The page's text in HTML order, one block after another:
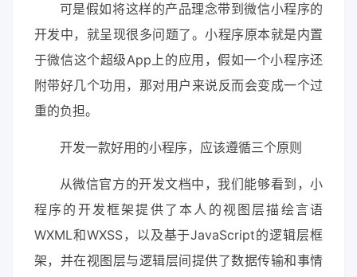
可是假如将这样的产品理念带到微信小程序的
开发中，就呈现很多问题了。小程序原本就是内置
于微信这个超级App上的应用，假如一个小程序还
附带好几个功用，那对用户来说反而会变成一个过
重的负担。
开发一款好用的小程序，应该遵循三个原则
从微信官方的开发文档中，我们能够看到，小
程序的开发框架提供了本人的视图层描绘言语
WXML和WXSS，以及基于JavaScript的逻辑层框
架，并在视图层与逻辑层间提供了数据传输和事情